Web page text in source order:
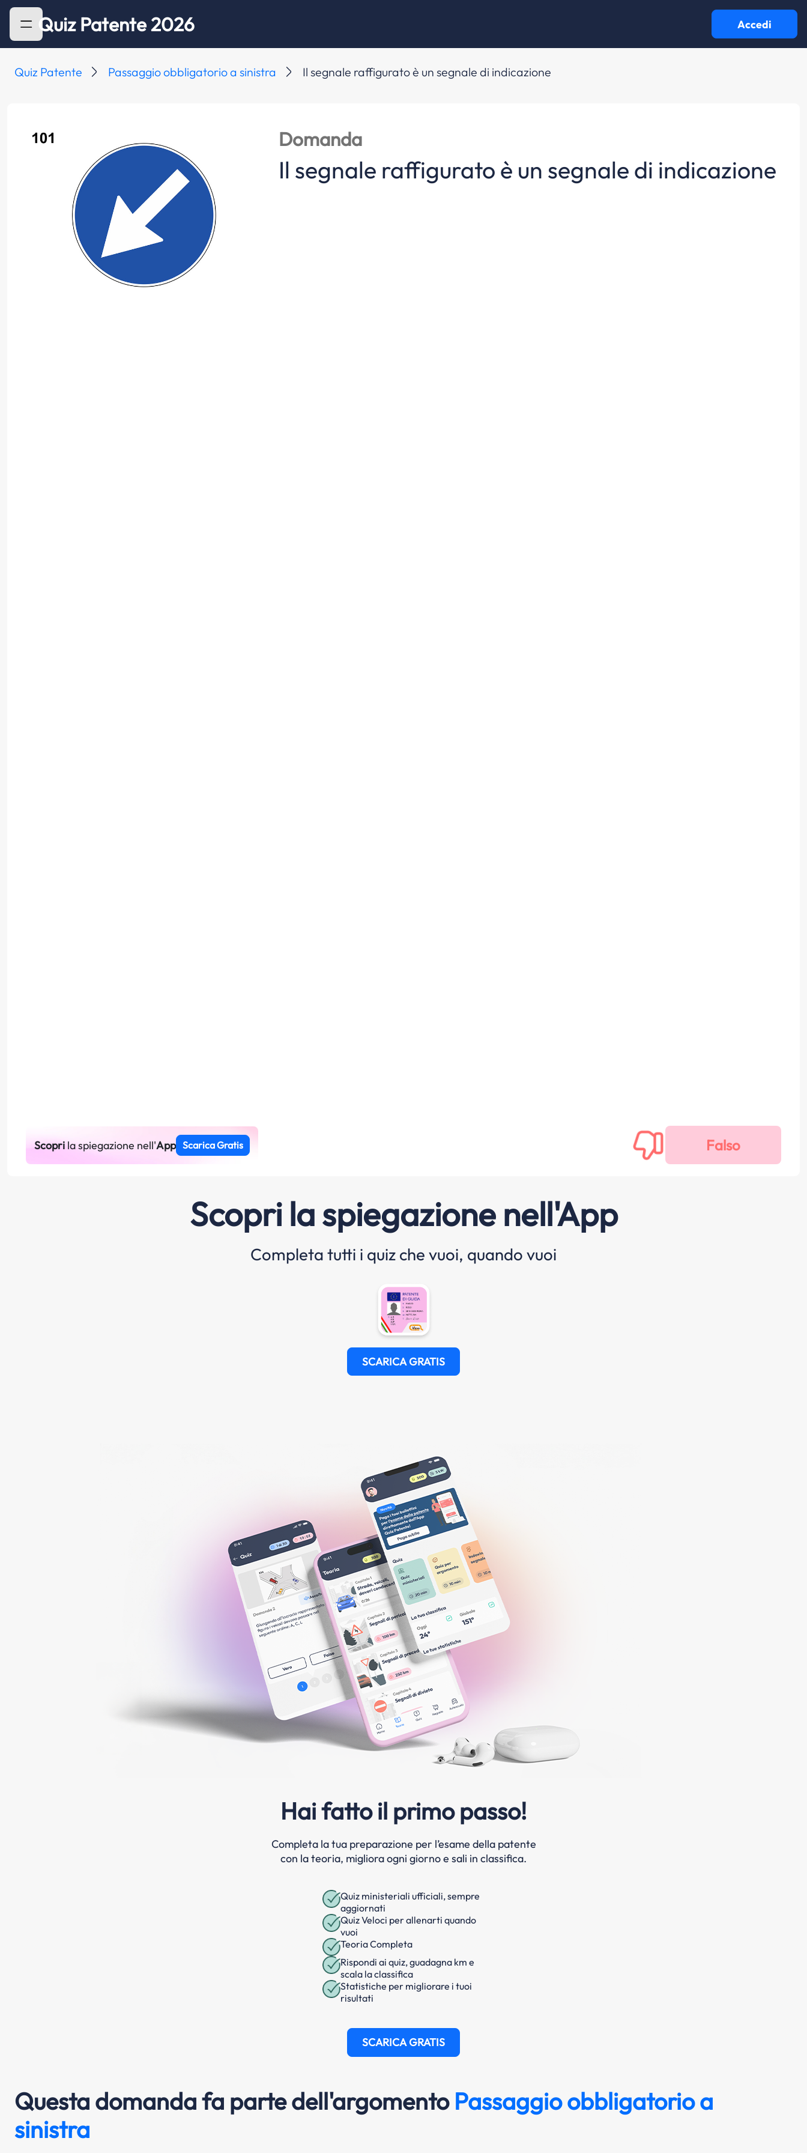
Quiz Patente 2026 Accedi
Quiz Patente Passaggio obbligatorio a sinistra Il segnale raffigurato è un segnale di indicazione
Domanda
Il segnale raffigurato è un segnale di indicazione
Scoprila spiegazione nell'App Scarica Gratis
Scopri la spiegazione nell'App
Completa tutti i quiz che vuoi, quando vuoi
SCARICA GRATIS
Hai fatto il primo passo!
Completa la tua preparazione per l’esame della patente
con la teoria, migliora ogni giorno e sali in classifica.
Quiz ministeriali ufficiali, sempre
aggiornati
Quiz Veloci per allenarti quando
vuoi
Teoria Completa
Rispondi ai quiz, guadagna km e
scala la classifica
Statistiche per migliorare i tuoi
risultati
SCARICA GRATIS
Questa domanda fa parte dell'argomento Passaggio obbligatorio a
sinistra